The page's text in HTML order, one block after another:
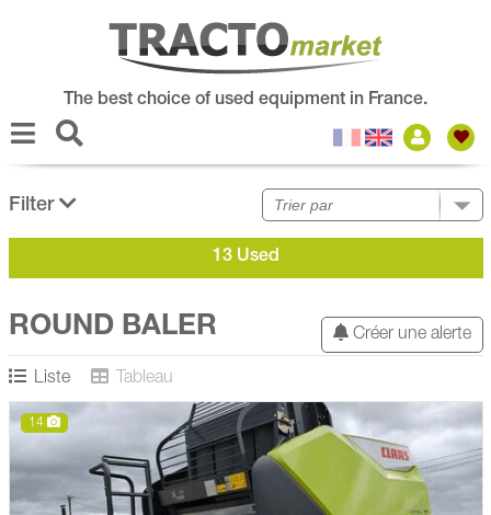
The best choice of used equipment in France.
Filter
13 Used
Créer une alerte
ROUND BALER
Liste Tableau
14